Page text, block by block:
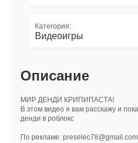
Категория:
Видеоигры
Описание
МИР ДЕНДИ КРИПИПАСТА!
В этом видео я вам расскажу и
денди в роблокс
По рекламе: preselec78@gmail.com